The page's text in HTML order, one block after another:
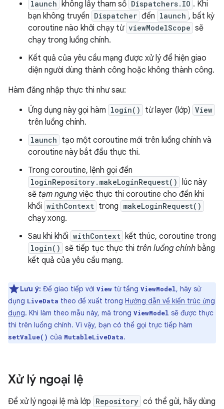
launch không lấy tham số Dispatchers.IO . Khi
bạn không truyền Dispatcher đến launch , bất kỳ
coroutine nào khởi chạy từ viewModelScope sẽ
chạy trong luồng chính.
Kết quả của yêu cầu mạng được xử lý để hiện giao
diện người dùng thành công hoặc không thành công.
Hàm đăng nhập thực thi như sau:
Ứng dụng này gọi hàm login() từ layer (lớp) View
trên luồng chính.
launch tạo một coroutine mới trên luồng chính và
coroutine này bắt đầu thực thi.
Trong coroutine, lệnh gọi đến
loginRepository.makeLoginRequest() lúc này
sẽ tạm ngưng việc thực thi coroutine cho đến khi
khối withContext trong makeLoginRequest()
chạy xong.
Sau khi khối withContext kết thúc, coroutine trong
login() sẽ tiếp tục thực thi trên luồng chính bằng
kết quả của yêu cầu mạng.
Lưu ý: Để giao tiếp với View từ tầng ViewModel, hãy sử
dụng LiveData theo đề xuất trong Hướng dẫn về kiến trúc ứng
dụng. Khi làm theo mẫu này, mã trong ViewModel sẽ được thực
thi trên luồng chính. Vì vậy, bạn có thể gọi trực tiếp hàm
setValue() của MutableLiveData.
Xử lý ngoại lệ
Để xử lý ngoại lệ mà lớp Repository có thể gửi, hãy dùng